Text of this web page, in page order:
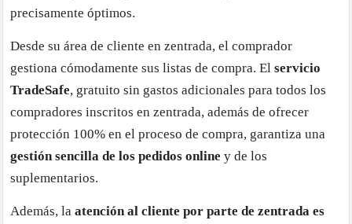
precisamente óptimos.
Desde su área de cliente en zentrada, el comprador
gestiona cómodamente sus listas de compra. Elservicio
TradeSafe, gratuito sin gastos adicionales para todos los
compradores inscritos en zentrada, además de ofrecer
protección 100% en el proceso de compra, garantiza una
gestión sencilla de los pedidos online y de los
suplementarios.
Además, laatención al cliente por parte de zentrada es